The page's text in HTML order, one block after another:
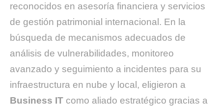
reconocidos en asesoría financiera y servicios
de gestión patrimonial internacional. En la
búsqueda de mecanismos adecuados de
análisis de vulnerabilidades, monitoreo
avanzado y seguimiento a incidentes para su
infraestructura en nube y local, eligieron a
Business IT como aliado estratégico gracias a